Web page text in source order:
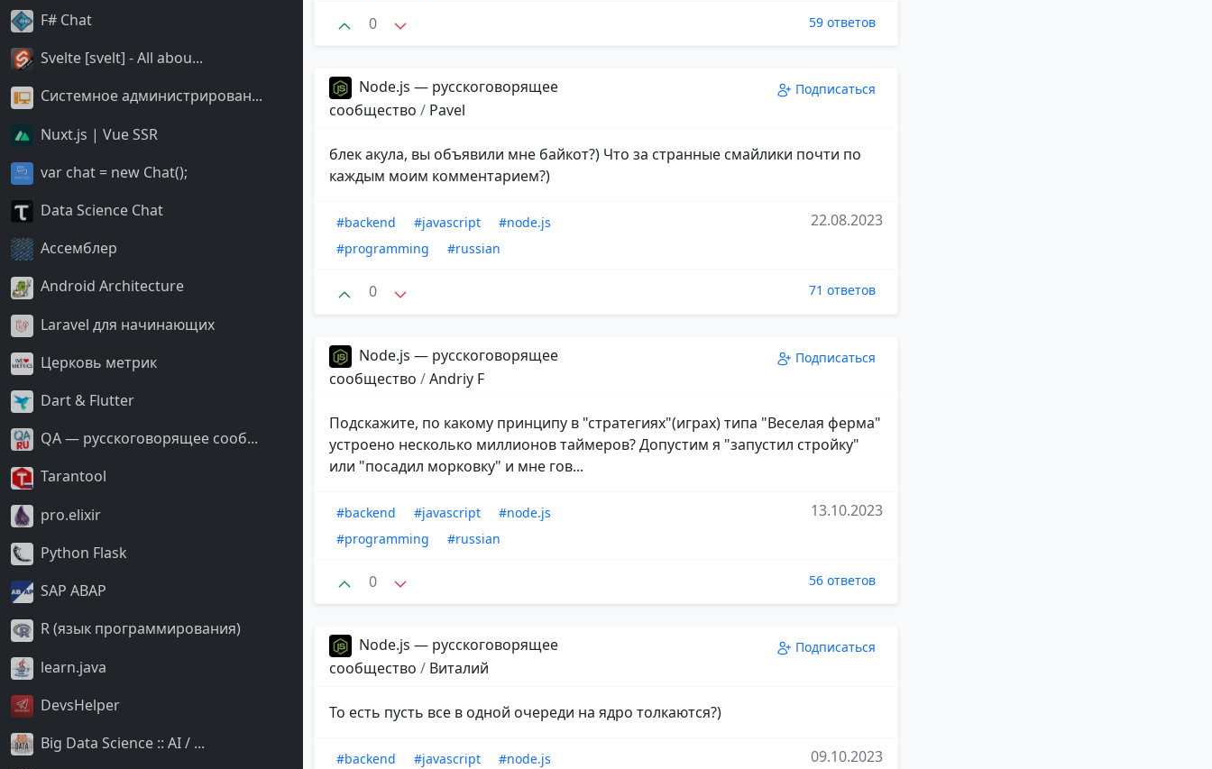
F# Chat
Svelte [svelt] - All abou...
Системное администрирован...
Nuxt.js | Vue SSR
var chat = new Chat();
Data Science Chat
Ассемблер
Android Architecture
Laravel для начинающих
Церковь метрик
Dart & Flutter
QA — русскоговорящее сооб...
Tarantool
pro.elixir
Python Flask
SAP ABAP
R (язык программирования)
learn.java
DevsHelper
Big Data Science :: AI / ...
0 59 ответов
Node.js — русскоговорящее
сообщество / Pavel
Подписаться
блек акула, вы объявили мне байкот?) Что за странные смайлики почти по
каждым моим комментарием?)
#backend #javascript
#node.js
#programming
#russian
22.08.2023
0 71 ответов
Node.js — русскоговорящее
сообщество /Andriy F
Подписаться
Подскажите, по какому принципу в "стратегиях"(играх) типа "Веселая ферма"
устроено несколько миллионов таймеров? Допустим я "запустил стройку"
или "посадил морковку" и мне гов...
#backend #javascript
#node.js
#programming
#russian
13.10.2023
0 56 ответов
Node.js — русскоговорящее
сообщество / Виталий
Подписаться
То есть пусть все в одной очереди на ядро толкаются?)
#backend #javascript
#node.js
09.10.2023